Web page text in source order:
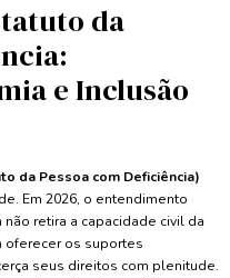
da
e Inclusão
da Pessoa com Deficiência)
Em 2026, o entendimento
retira a capacidade civil da
oferecer os suportes
seus direitos com plenitude.